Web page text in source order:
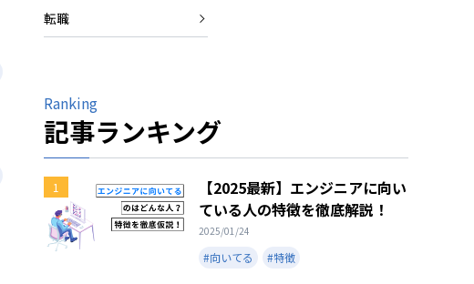
転職
Ranking
記事ランキング
1
【2025最新】エンジニアに向い
ている人の特徴を徹底解説！
2025/01/24
#向いてる #特徴